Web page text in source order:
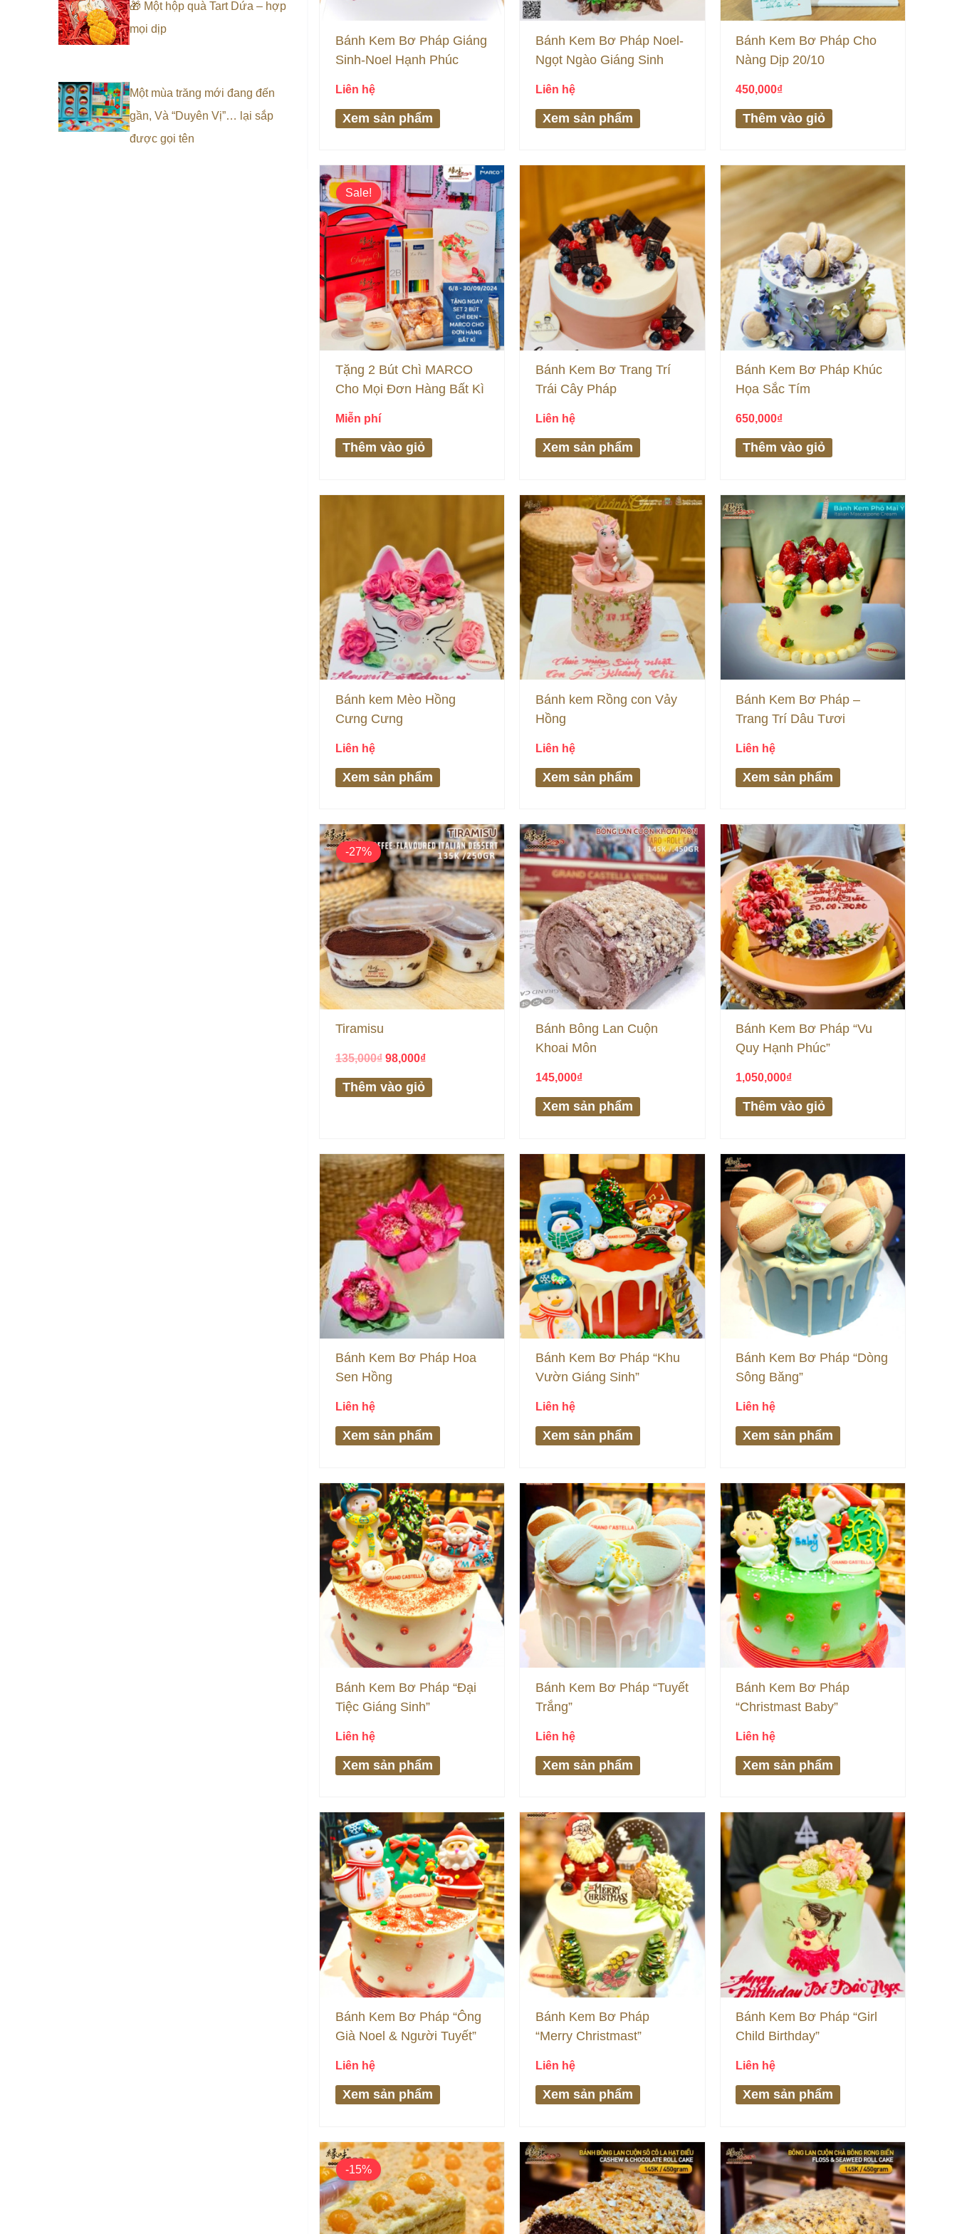
🎁 Một hộp quà Tart Dứa – hợp
mọi dịp
Một mùa trăng mới đang đến
gần, Và “Duyên Vị”… lại sắp
được gọi tên
Bánh Kem Bơ Pháp Giáng
Sinh-Noel Hạnh Phúc
Liên hệ
Xem sản phẩm
Bánh Kem Bơ Pháp Noel-
Ngọt Ngào Giáng Sinh
Liên hệ
Xem sản phẩm
Bánh Kem Bơ Pháp Cho
Nàng Dịp 20/10
450,000₫
Thêm vào giỏ
Sale!
Tặng 2 Bút Chì MARCO
Cho Mọi Đơn Hàng Bất Kì
Miễn phí
Thêm vào giỏ
Bánh Kem Bơ Trang Trí
Trái Cây Pháp
Liên hệ
Xem sản phẩm
Bánh Kem Bơ Pháp Khúc
Họa Sắc Tím
650,000₫
Thêm vào giỏ
Bánh kem Mèo Hồng
Cưng Cưng
Liên hệ
Xem sản phẩm
Bánh kem Rồng con Vảy
Hồng
Liên hệ
Xem sản phẩm
Bánh Kem Bơ Pháp –
Trang Trí Dâu Tươi
Liên hệ
Xem sản phẩm
-27%
Tiramisu
135,000₫
Giá
gốc
là:
135,000₫.
98,000₫
Giá
hiện
tại
là:
98,000₫.
Thêm vào giỏ
Bánh Bông Lan Cuộn
Khoai Môn
145,000₫
Xem sản phẩm
Bánh Kem Bơ Pháp “Vu
Quy Hạnh Phúc”
1,050,000₫
Thêm vào giỏ
Bánh Kem Bơ Pháp Hoa
Sen Hồng
Liên hệ
Xem sản phẩm
Bánh Kem Bơ Pháp “Khu
Vườn Giáng Sinh”
Liên hệ
Xem sản phẩm
Bánh Kem Bơ Pháp “Dòng
Sông Băng”
Liên hệ
Xem sản phẩm
Bánh Kem Bơ Pháp “Đại
Tiệc Giáng Sinh”
Liên hệ
Xem sản phẩm
Bánh Kem Bơ Pháp “Tuyết
Trắng”
Liên hệ
Xem sản phẩm
Bánh Kem Bơ Pháp
“Christmast Baby”
Liên hệ
Xem sản phẩm
Bánh Kem Bơ Pháp “Ông
Già Noel & Người Tuyết”
Liên hệ
Xem sản phẩm
Bánh Kem Bơ Pháp
“Merry Christmast”
Liên hệ
Xem sản phẩm
Bánh Kem Bơ Pháp “Girl
Child Birthday”
Liên hệ
Xem sản phẩm
-15%
Giá
gốc
là:
115,000₫.
Giá
hiện
tại
là:
98,000₫.